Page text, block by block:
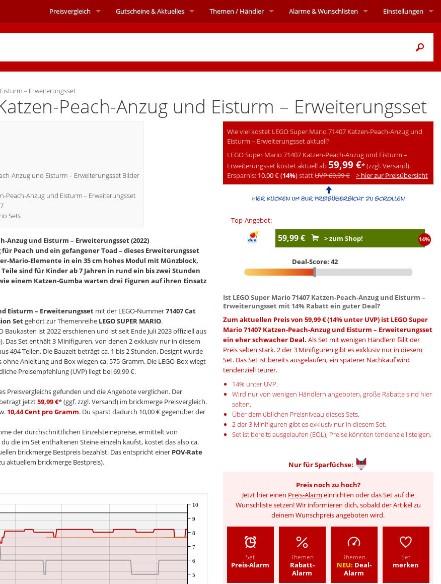
– Erweiterungsset
Peach-Anzug und Eisturm – Erweiterungsset
Wie viel kostet LEGO Super Mario 71407 Katzen-Peach-Anzug und
Eisturm – Erweiterungsset aktuell?
LEGO Super Mario 71407 Katzen-Peach-Anzug und Eisturm –
Erweiterungsset kostet aktuell ab 59,99 €*(zzgl. Versand).
Ersparnis: 10,00 € (14%)stattUVP 69,99 € > hier zur Preisübersicht
Top-Angebot:
59,99 € 14%
> zum Shop!
Deal-Score: 42
Ist LEGO Super Mario 71407 Katzen-Peach-Anzug und Eisturm –
Erweiterungsset mit 14% Rabatt ein guter Deal?
Zum aktuellen Preis von 59,99 € (14% unter UVP) ist LEGO Super
Mario 71407 Katzen-Peach-Anzug und Eisturm – Erweiterungsset
ein eher schwacher Deal. Als Set mit wenigen Händlern fällt der
Preis selten stark. 2 der 3 Minifiguren gibt es exklusiv nur in diesem
Set. Das Set ist bereits ausgelaufen, ein späterer Nachkauf wird
tendenziell teurer.
14% unter UVP.
Wird nur von wenigen Händlern angeboten, große Rabatte sind hier
selten.
Über dem üblichen Preisniveau dieses Sets.
2 der 3 Minifiguren gibt es exklusiv nur in diesem Set.
Set ist bereits ausgelaufen (EOL), Preise könnten tendenziell steigen.
Nur fürSparfüchse:
Preis noch zu hoch?
Jetzt hier einen Preis-Alarm einrichten oder das Set auf die
Wunschliste setzen! Wir informieren dich, sobald der Artikel zu
deinem Wunschpreis angeboten wird.
Set
Preis-Alarm
Themen
Rabatt-
Alarm
Themen
NEU: Deal-
Alarm
Set
merken
Anzug und Eisturm – Erweiterungsset Bilder
Peach-Anzug und Eisturm – Erweiterungsset
Sets
Anzug und Eisturm – Erweiterungsset (2022)
Peach und ein gefangener Toad – dieses Erweiterungsset
Mario-Elemente in ein 35 cm hohes Modul mit Münzblock,
Teile sind für Kinder ab 7 Jahren in rund ein bis zwei Stunden
einem Katzen-Gumba warten drei Figuren auf ihren Einsatz
Eisturm – Erweiterungssetmit der LEGO-Nummer71407 Cat
Setgehört zur Themenreihe LEGO SUPER MARIO.
Baukasten ist 2022 erschienen und ist seit Ende Juli 2023 offiziell aus
Das Set enthält 3 Minifiguren, von denen 2 exklusiv nur in diesem
494 Teilen. Die Bauzeit beträgt ca. 1 bis 2 Stunden. Designt wurde
Anleitung und Box wiegen ca. 575 Gramm. Die LEGO-Box wiegt
Preisempfehlung (UVP) liegt bei 69,99 €.
Preisvergleichs gefunden und die Angebote verglichen. Der
jetzt59,99 €* (ggf. zzgl. Versand) im brickmerge Preisvergleich.
10,44 Cent pro Gramm. Du sparst dadurch 10,00 € gegenüber der
der durchschnittlichen Einzelsteinepreise, ermittelt von
du die im Set enthaltenen Steine einzeln kaufst, kostet das also ca.
brickmerge Bestpreis bezahlst. Das entspricht einer POV-Rate
aktuellem brickmerge Bestpreis).
5
6
7
8
9
10
Preisvergleich Gutscheine &Aktuelles Themen/ Händler Alarme& Wunschlisten Einstellungen